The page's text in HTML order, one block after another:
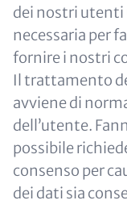
dei nostri utenti
necessaria per
fornire i nostri
Il trattamento
avviene di
dell’utente.
possibile
consenso per
dei dati sia